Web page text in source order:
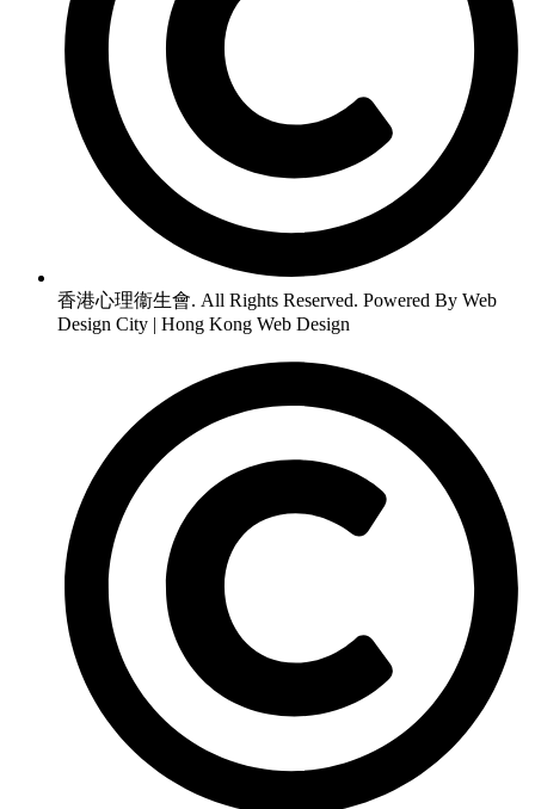
香港心理衞生會. All Rights Reserved. Powered By Web
Design City | Hong Kong Web Design